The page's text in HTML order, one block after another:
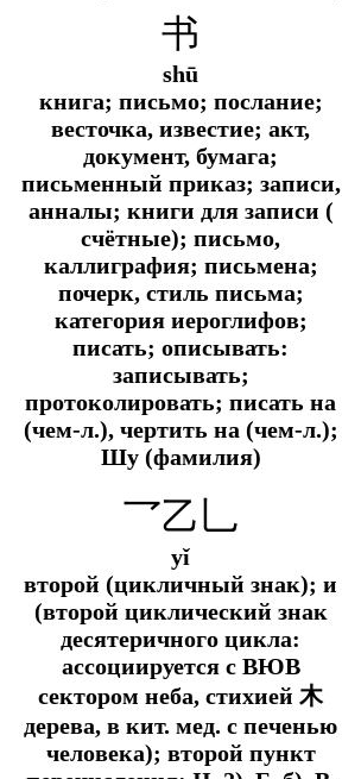
书
shū
книга; письмо; послание;
весточка, известие; акт,
документ, бумага;
письменный приказ; записи,
анналы; книги для записи (
счётные); письмо,
каллиграфия; письмена;
почерк, стиль письма;
категория иероглифов;
писать; описывать:
записывать;
протоколировать; писать на
(чем-л.), чертить на (чем-л.);
Шу (фамилия)
乛乙乚
yǐ
второй (цикличный знак); и
(второй циклический знак
десятеричного цикла:
ассоциируется с ВЮВ
сектором неба, стихией 木
дерева, в кит. мед. с печенью
человека); второй пункт